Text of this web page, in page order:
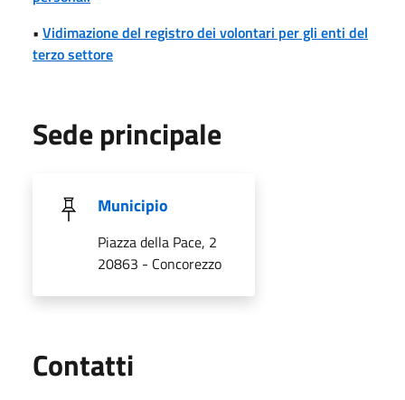
• Vidimazione del registro dei volontari per gli enti del
terzo settore
Sede principale
Municipio
Piazza della Pace, 2
20863 - Concorezzo
Contatti